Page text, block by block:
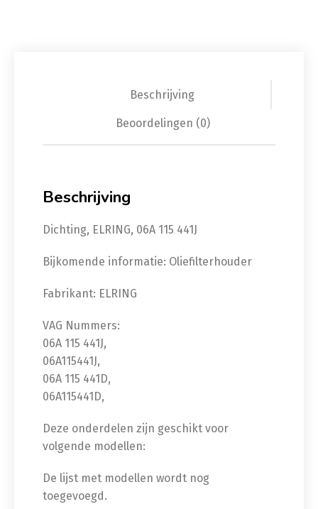
Beschrijving
Beoordelingen (0)
Beschrijving
Dichting, ELRING, 06A 115 441J
Bijkomende informatie: Oliefilterhouder
Fabrikant: ELRING
VAG Nummers:
06A 115 441J,
06A115441J,
06A 115 441D,
06A115441D,
Deze onderdelen zijn geschikt voor
volgende modellen:
De lijst met modellen wordt nog
toegevoegd.